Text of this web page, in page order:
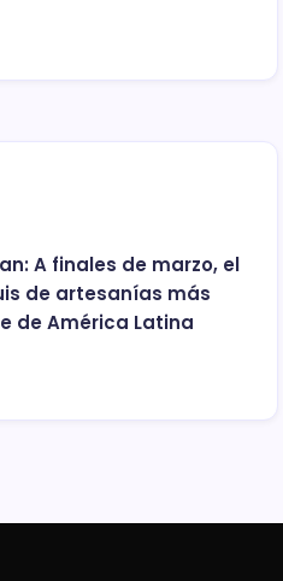
A finales de marzo, el
de artesanías más
de América Latina